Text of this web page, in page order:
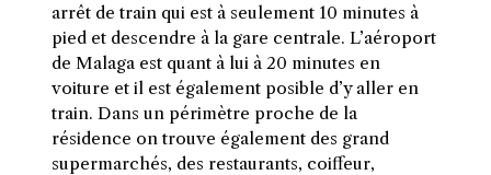
arrêt de train qui est à seulement 10 minutes à
pied et descendre à la gare centrale. L’aéroport
de Malaga est quant à lui à 20 minutes en
voiture et il est également posible d’y aller en
train. Dans un périmètre proche de la
résidence on trouve également des grand
supermarchés, des restaurants, coiffeur,